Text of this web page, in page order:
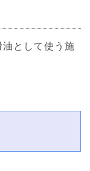
として使う施